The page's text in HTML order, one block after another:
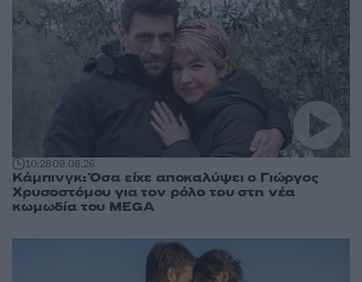
10:2809.08.26
Κάμπινγκ: Όσα είχε αποκαλύψει ο Γιώργος
Χρυσοστόμου για τον ρόλο του στη νέα
κωμωδία του MEGA